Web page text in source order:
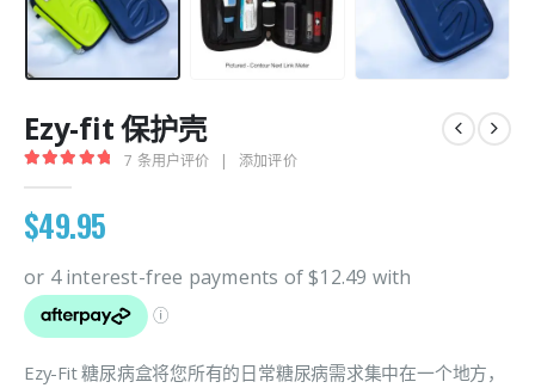
Ezy-fit 保护壳
7 条用户评价 | 添加评价
$49.95
Ezy-Fit 糖尿病盒将您所有的日常糖尿病需求集中在一个地方，